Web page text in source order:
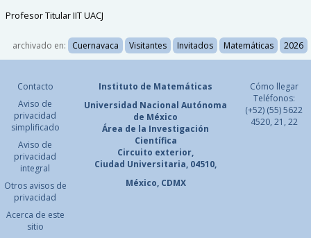
Profesor Titular IIT UACJ
archivado en: Cuernavaca Visitantes Invitados Matemáticas 2026
Contacto
Aviso de
privacidad
simplificado
Aviso de
privacidad
integral
Otros avisos de
privacidad
Acerca de este
sitio
Instituto de Matemáticas
Universidad Nacional Autónoma
de México
Área de la Investigación
Científica
Circuito exterior,
Ciudad Universitaria, 04510,
México, CDMX
Cómo llegar
Teléfonos:
(+52) (55) 5622
4520, 21, 22